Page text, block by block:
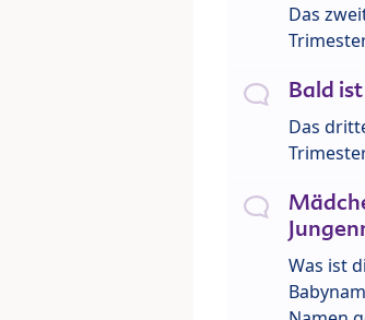
Das
Bald
Das
Was ist